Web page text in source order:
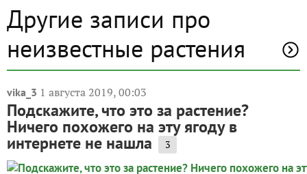
Другие записи про
неизвестные растения
vika_3 1 августа 2019, 00:03
Подскажите, что это за растение?
Ничего похожего на эту ягоду в
интернете не нашла 3